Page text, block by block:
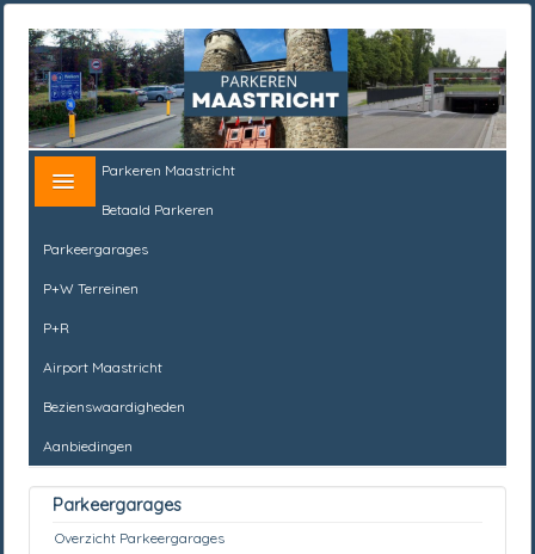
Parkeren Maastricht
Betaald Parkeren
Parkeergarages
P+W Terreinen
P+R
Airport Maastricht
Bezienswaardigheden
Aanbiedingen
Parkeergarages
Overzicht Parkeergarages